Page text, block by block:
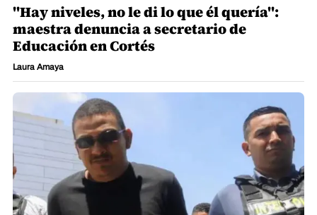
"Hay niveles, no le di lo que él quería":
maestra denuncia a secretario de
Educación en Cortés
Laura Amaya